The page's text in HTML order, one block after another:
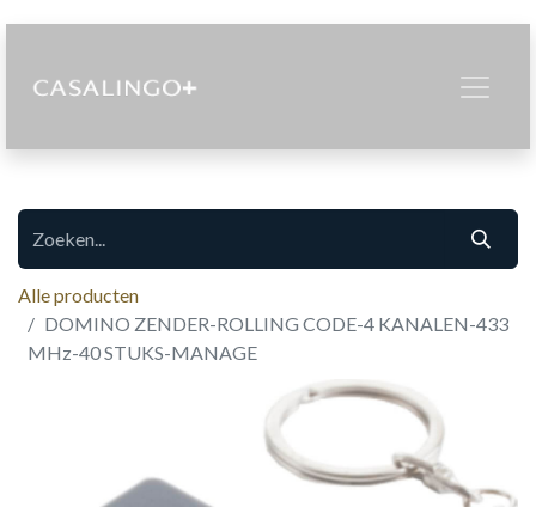
Alle producten
DOMINO ZENDER-ROLLING CODE-4 KANALEN-433
MHz-40 STUKS-MANAGE